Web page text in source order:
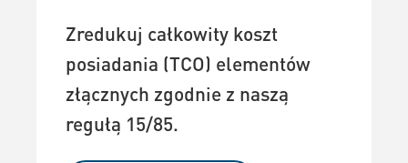
Zredukuj całkowity koszt
posiadania (TCO) elementów
złącznych zgodnie z naszą
regułą 15/85.